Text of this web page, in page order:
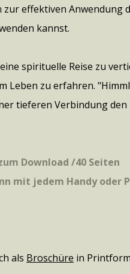
effektiven Anwendung
kannst.
spirituelle Reise zu
Leben zu erfahren.
tieferen Verbindung den
Download /40 Seiten
mit jedem Handy oder
als Broschüre in